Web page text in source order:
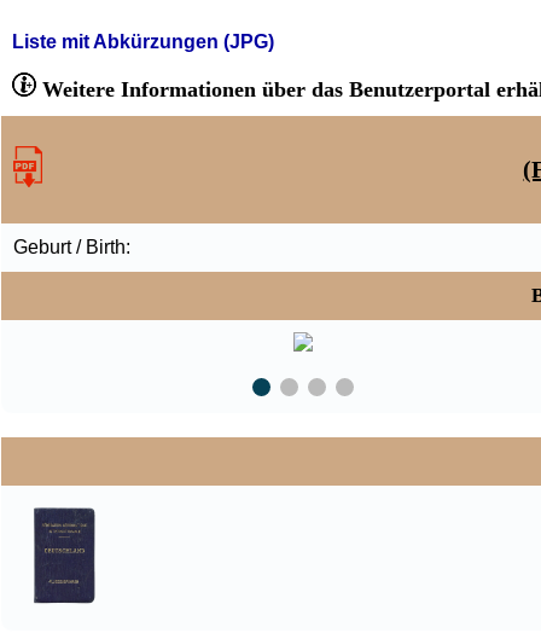
Liste mit Abkürzungen (JPG)
Weitere Informationen über das Benutzerportal
Geburt / Birth: